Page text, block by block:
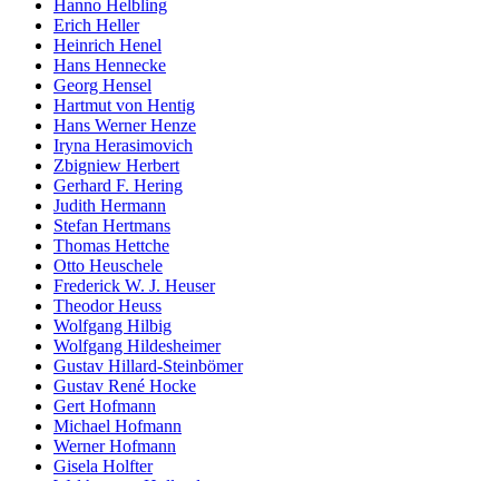
Hanno Helbling
Erich Heller
Heinrich Henel
Hans Hennecke
Georg Hensel
Hartmut von Hentig
Hans Werner Henze
Iryna Herasimovich
Zbigniew Herbert
Gerhard F. Hering
Judith Hermann
Stefan Hertmans
Thomas Hettche
Otto Heuschele
Frederick W. J. Heuser
Theodor Heuss
Wolfgang Hilbig
Wolfgang Hildesheimer
Gustav Hillard-Steinbömer
Gustav René Hocke
Gert Hofmann
Michael Hofmann
Werner Hofmann
Gisela Holfter